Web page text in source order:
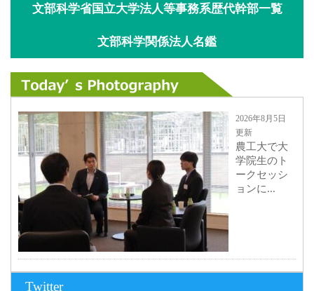
文部科学省国立大学法人等事務系歴代幹部一覧
文部科学関係法人名鑑
2026年8月5日
更新
農工大で大
学院生のト
ークセッシ
ョンに...
Twitter